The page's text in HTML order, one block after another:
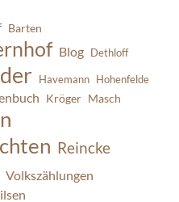
Barten
Blog Dethloff
Havemann Hohenfelde
Kröger Masch
Reincke
Volkszählungen